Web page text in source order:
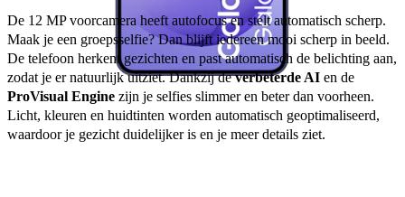
De 12 MP voorcamera heeft autofocus en stelt automatisch scherp.
Maak je een groepsselfie? Dan blijft iedereen mooi scherp in beeld.
De telefoon herkent gezichten en past automatisch de belichting aan,
zodat je er natuurlijk uitziet. Dankzij de verbeterde AI
ProVisual Engine zijn je selfies slimmer en beter dan voorheen.
Licht, kleuren en huidtinten worden automatisch geoptimaliseerd,
waardoor je gezicht duidelijker is en je meer details ziet.